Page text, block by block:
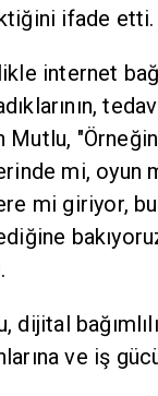
ifade etti.
internet
Mutlu,
mi, oyun
mi giriyor,
dijital
ve iş